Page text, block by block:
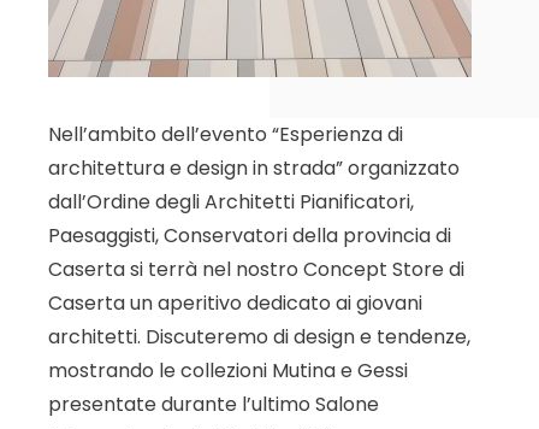
Nell’ambito dell’evento “Esperienza di
architettura e design in strada” organizzato
dall’Ordine degli Architetti Pianificatori,
Paesaggisti, Conservatori della provincia di
Caserta si terrà nel nostro Concept Store di
Caserta un aperitivo dedicato ai giovani
architetti. Discuteremo di design e tendenze,
mostrando le collezioni Mutina e Gessi
presentate durante l’ultimo Salone